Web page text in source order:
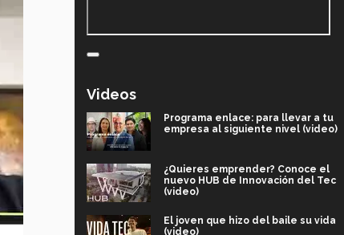
Videos
Programa enlace: para llevar a tu
empresa al siguiente nivel (video)
¿Quieres emprender? Conoce el
nuevo HUB de Innovación del Tec
(video)
El joven que hizo del baile su vida
(video)